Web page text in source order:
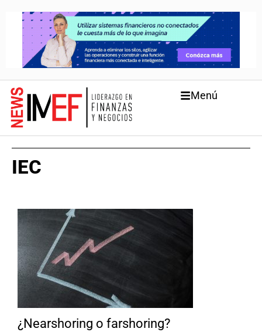
Menú
IEC
¿Nearshoring o farshoring?